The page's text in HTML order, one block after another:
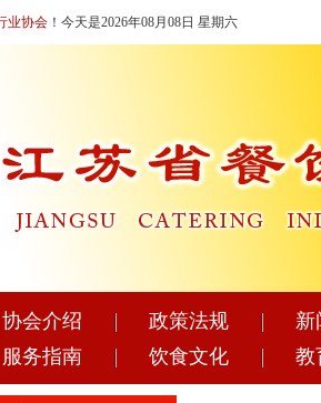
业协会 ！今天是2026年08月08日 星期六
协会介绍 政策法规
新
服务指南 饮食文化 教